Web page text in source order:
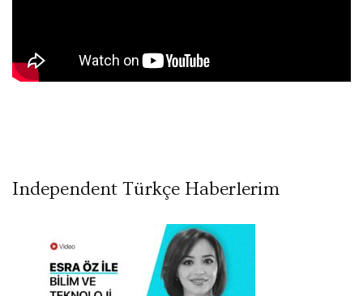
Independent Türkçe Haberlerim